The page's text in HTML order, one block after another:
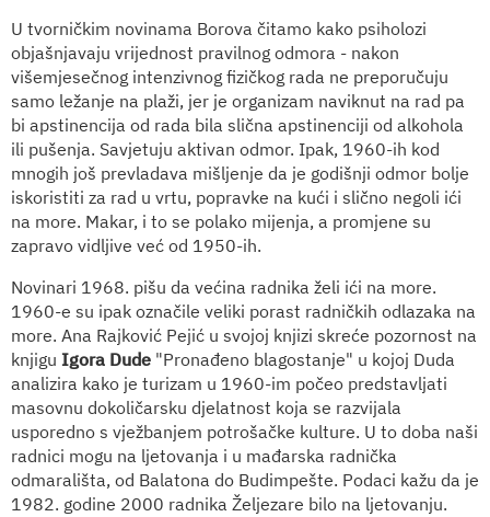
U tvorničkim novinama Borova čitamo kako psiholozi
objašnjavaju vrijednost pravilnog odmora - nakon
višemjesečnog intenzivnog fizičkog rada ne preporučuju
samo ležanje na plaži, jer je organizam naviknut na rad pa
bi apstinencija od rada bila slična apstinenciji od alkohola
ili pušenja. Savjetuju aktivan odmor. Ipak, 1960-ih kod
mnogih još prevladava mišljenje da je godišnji odmor bolje
iskoristiti za rad u vrtu, popravke na kući i slično negoli ići
na more. Makar, i to se polako mijenja, a promjene su
zapravo vidljive već od 1950-ih.
Novinari 1968. pišu da većina radnika želi ići na more.
1960-e su ipak označile veliki porast radničkih odlazaka na
more. Ana Rajković Pejić u svojoj knjizi skreće pozornost na
knjigu Igora Dude "Pronađeno blagostanje" u kojoj Duda
analizira kako je turizam u 1960-im počeo predstavljati
masovnu dokoličarsku djelatnost koja se razvijala
usporedno s vježbanjem potrošačke kulture. U to doba naši
radnici mogu na ljetovanja i u mađarska radnička
odmarališta, od Balatona do Budimpešte. Podaci kažu da je
1982. godine 2000 radnika Željezare bilo na ljetovanju.